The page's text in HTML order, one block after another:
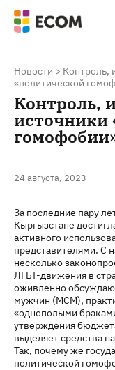
Новости > Контроль,
«политической
Контроль,
источники
24 августа, 2023
За последние пару
Кыргызстане
активного
представителями. С
несколько
ЛГБТ-движения в
оживленно
мужчин (МСМ),
«однополыми
утверждения
выделяет средства
Так, почему же
политической